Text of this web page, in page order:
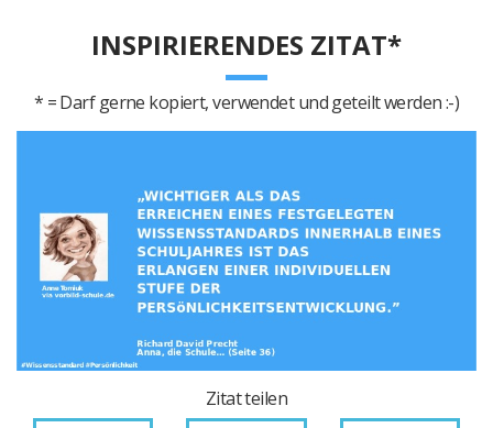
INSPIRIERENDES ZITAT*
* = Darf gerne kopiert, verwendet und geteilt werden :-)
Zitat teilen